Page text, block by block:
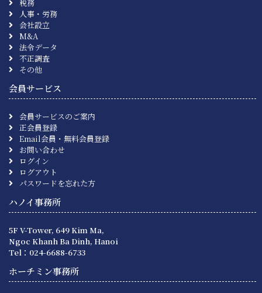
税務
人事・労務
会社設立
M&A
法令データ
不正調査
その他
会員サービス
会員サービスのご案内
正会員登録
Email会員・無料会員登録
お問い合わせ
ログイン
ログアウト
パスワードを忘れた方
ハノイ事務所
5F V-Tower, 649 Kim Ma,
Ngoc Khanh Ba Dinh, Hanoi
Tel：024-6688-6733
ホーチミン事務所